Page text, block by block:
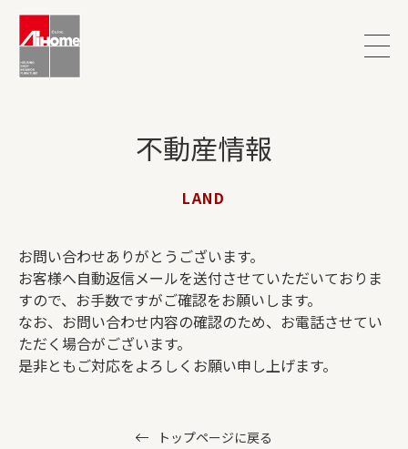
不動産情報
LAND
お問い合わせありがとうございます。
お客様へ自動返信メールを送付させていただいておりま
すので、お手数ですがご確認をお願いします。
なお、お問い合わせ内容の確認のため、お電話させてい
ただく場合がございます。
是非ともご対応をよろしくお願い申し上げます。
トップページに戻る